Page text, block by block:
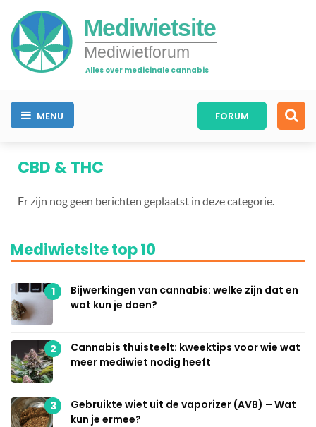
Mediwietsite
Mediwietforum
Alles over medicinale cannabis
MENU FORUM
CBD & THC
Er zijn nog geen berichten geplaatst in deze categorie.
Mediwietsite top 10
1
Bijwerkingen van cannabis: welke zijn dat en
wat kun je doen?
2
Cannabis thuisteelt: kweektips voor wie wat
meer mediwiet nodig heeft
3
Gebruikte wiet uit de vaporizer (AVB) – Wat
kun je ermee?